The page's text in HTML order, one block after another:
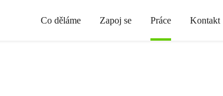
Co děláme Zapoj se Práce Kontakt